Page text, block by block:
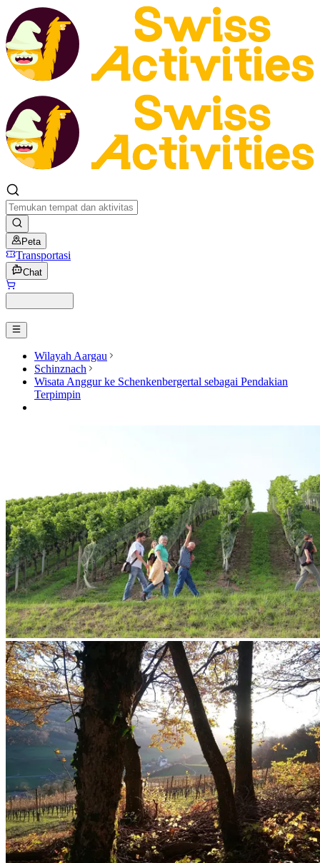
Peta
Transportasi
Chat
Wilayah Aargau
Schinznach
Wisata Anggur ke Schenkenbergertal sebagai Pendakian
Terpimpin